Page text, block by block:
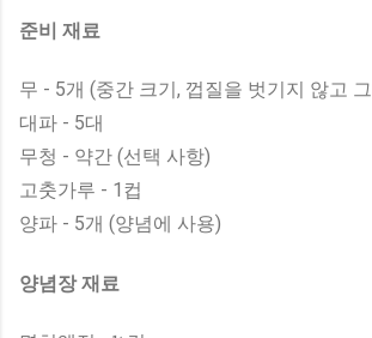
준비 재료
무 - 5개 (중간 크기, 껍질을 벗기지 않고
대파 - 5대
무청 - 약간 (선택 사항)
고춧가루 - 1컵
양파 - 5개 (양념에 사용)
양념장 재료